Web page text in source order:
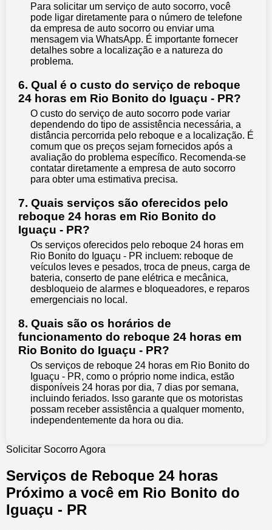
Para solicitar um serviço de auto socorro, você
pode ligar diretamente para o número de telefone
da empresa de auto socorro ou enviar uma
mensagem via WhatsApp. É importante fornecer
detalhes sobre a localização e a natureza do
problema.
6. Qual é o custo do serviço de reboque
24 horas em Rio Bonito do Iguaçu - PR?
O custo do serviço de auto socorro pode variar
dependendo do tipo de assistência necessária, a
distância percorrida pelo reboque e a localização. É
comum que os preços sejam fornecidos após a
avaliação do problema específico. Recomenda-se
contatar diretamente a empresa de auto socorro
para obter uma estimativa precisa.
7. Quais serviços são oferecidos pelo
reboque 24 horas em Rio Bonito do
Iguaçu - PR?
Os serviços oferecidos pelo reboque 24 horas em
Rio Bonito do Iguaçu - PR incluem: reboque de
veículos leves e pesados, troca de pneus, carga de
bateria, conserto de pane elétrica e mecânica,
desbloqueio de alarmes e bloqueadores, e reparos
emergenciais no local.
8. Quais são os horários de
funcionamento do reboque 24 horas em
Rio Bonito do Iguaçu - PR?
Os serviços de reboque 24 horas em Rio Bonito do
Iguaçu - PR, como o próprio nome indica, estão
disponíveis 24 horas por dia, 7 dias por semana,
incluindo feriados. Isso garante que os motoristas
possam receber assistência a qualquer momento,
independentemente da hora ou dia.
Solicitar Socorro Agora
Serviços de Reboque 24 horas
Próximo a você em Rio Bonito do
Iguaçu - PR